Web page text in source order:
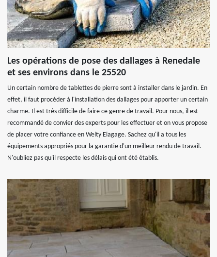
Les opérations de pose des dallages à Renedale
et ses environs dans le 25520
Un certain nombre de tablettes de pierre sont à installer dans le jardin. En
effet, il faut procéder à l'installation des dallages pour apporter un certain
charme. Il est très difficile de faire ce genre de travail. Pour nous, il est
recommandé de convier des experts pour les effectuer et on vous propose
de placer votre confiance en Welty Elagage. Sachez qu'il a tous les
équipements appropriés pour la garantie d'un meilleur rendu de travail.
N'oubliez pas qu'il respecte les délais qui ont été établis.